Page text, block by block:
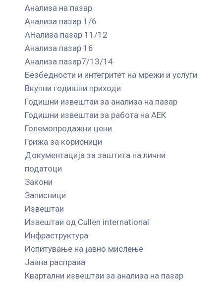
Анализа на пазар
Анализа пазар 1/6
АНализа пазар 11/12
Анализа пазар 16
Анализа пазар7/13/14
Безбедности и интегритет на мрежи и услуги
Вкупни годишни приходи
Годишни извештаи за анализа на пазар
Годишни извештаи за работа на АЕК
Големопродажни цени
Грижа за корисници
Документација за заштита на лични
податоци
Закони
Записници
Извештаи
Извештаи од Cullen international
Инфраструктура
Испитување на јавно мислење
Јавна расправа
Квартални извештаи за анализа на пазар